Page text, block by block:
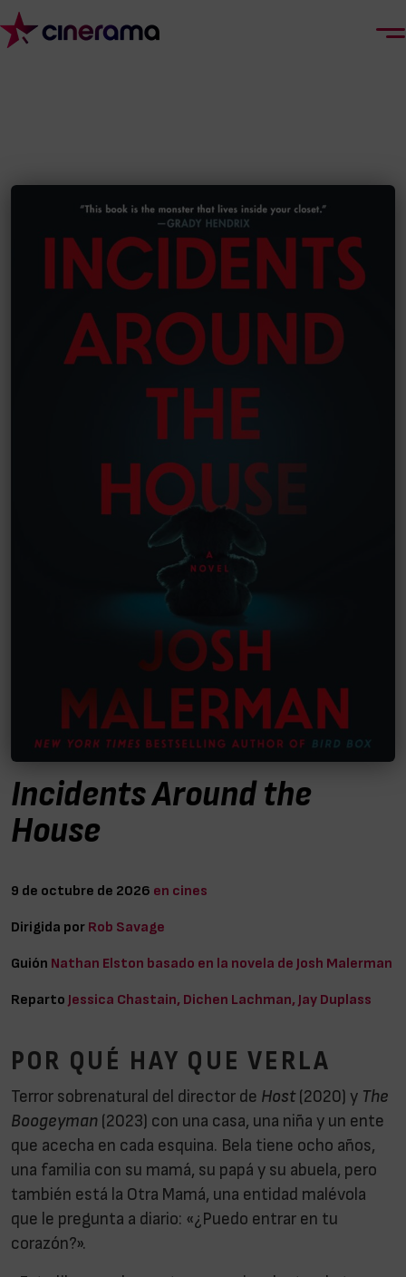
Incidents Around the
House
9 de octubre de 2026 en cines
Dirigida por Rob Savage
Guión Nathan Elston basado en la novela de Josh Malerman
Reparto Jessica Chastain, Dichen Lachman, Jay Duplass
POR QUÉ HAY QUE VERLA
Terror sobrenatural del director de Host (2020) y The
Boogeyman (2023) con una casa, una niña y un ente
que acecha en cada esquina. Bela tiene ocho años,
una familia con su mamá, su papá y su abuela, pero
también está la Otra Mamá, una entidad malévola
que le pregunta a diario: «¿Puedo entrar en tu
corazón?».